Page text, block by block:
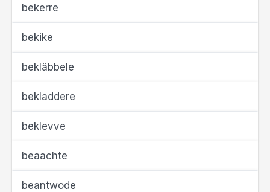
bekerre
bekike
bekläbbele
bekladdere
beklevve
beaachte
beantwode